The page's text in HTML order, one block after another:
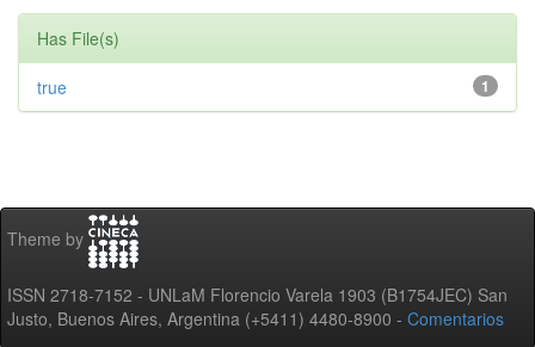
Has File(s)
1
true
Theme by
ISSN 2718-7152 - UNLaM Florencio Varela 1903 (B1754JEC) San
Justo, Buenos Aires, Argentina (+5411) 4480-8900 - Comentarios